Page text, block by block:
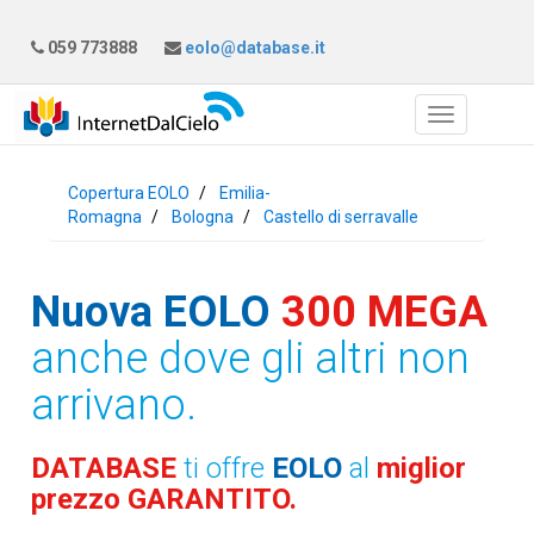
059 773888 eolo@database.it
Copertura EOLO
Emilia-
Romagna
Bologna Castello di serravalle
Nuova EOLO 300 MEGA
anche dove gli altri non
arrivano.
DATABASEti offre EOLO al miglior
prezzo GARANTITO.